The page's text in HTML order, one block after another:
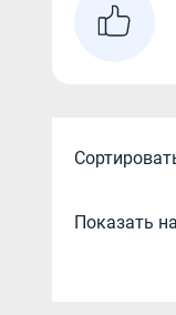
Показать